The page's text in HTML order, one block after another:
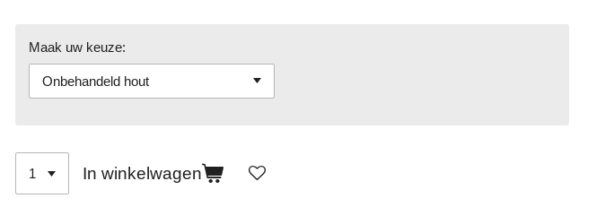
Maak uw keuze:
In winkelwagen